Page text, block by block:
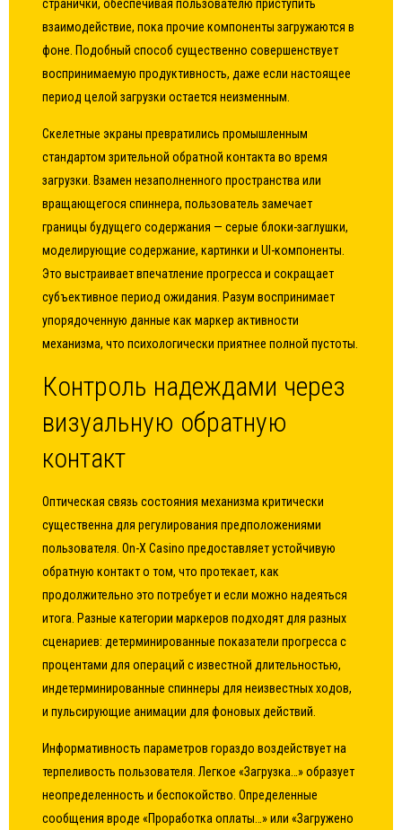
странички, обеспечивая пользователю приступить
взаимодействие, пока прочие компоненты загружаются в
фоне. Подобный способ существенно совершенствует
воспринимаемую продуктивность, даже если настоящее
период целой загрузки остается неизменным.
Скелетные экраны превратились промышленным
стандартом зрительной обратной контакта во время
загрузки. Взамен незаполненного пространства или
вращающегося спиннера, пользователь замечает
границы будущего содержания — серые блоки-заглушки,
моделирующие содержание, картинки и UI-компоненты.
Это выстраивает впечатление прогресса и сокращает
субъективное период ожидания. Разум воспринимает
упорядоченную данные как маркер активности
механизма, что психологически приятнее полной пустоты.
Контроль надеждами через
визуальную обратную
контакт
Оптическая связь состояния механизма критически
существенна для регулирования предположениями
пользователя. On-X Casino предоставляет устойчивую
обратную контакт о том, что протекает, как
продолжительно это потребует и если можно надеяться
итога. Разные категории маркеров подходят для разных
сценариев: детерминированные показатели прогресса с
процентами для операций с известной длительностью,
индетерминированные спиннеры для неизвестных ходов,
и пульсирующие анимации для фоновых действий.
Информативность параметров гораздо воздействует на
терпеливость пользователя. Легкое «Загрузка…» образует
неопределенность и беспокойство. Определенные
сообщения вроде «Проработка оплаты…» или «Загружено